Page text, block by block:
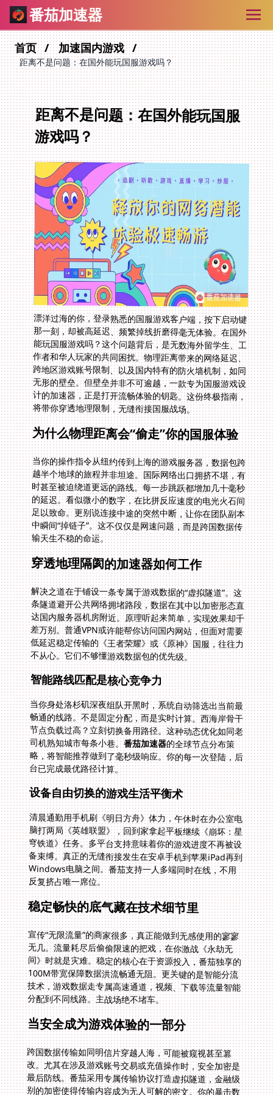
番茄加速器
首页 加速国内游戏
距离不是问题：在国外能玩国服游戏吗？
距离不是问题：在国外能玩国服
游戏吗？
漂洋过海的你，登录熟悉的国服游戏客户端，按下启动键
那一刻，却被高延迟、频繁掉线折磨得毫无体验。在国外
能玩国服游戏吗？这个问题背后，是无数海外留学生、工
作者和华人玩家的共同困扰。物理距离带来的网络延迟、
跨地区游戏账号限制、以及国内特有的防火墙机制，如同
无形的壁垒。但壁垒并非不可逾越，一款专为国服游戏设
计的加速器，正是打开流畅体验的钥匙。这份终极指南，
将带你穿透地理限制，无缝衔接国服战场。
为什么物理距离会“偷走”你的国服体验
当你的操作指令从纽约传到上海的游戏服务器，数据包跨
越半个地球的旅程并非坦途。国际网络出口拥挤不堪，有
时甚至被迫绕道更远的路线。每一步跳跃都增加几十毫秒
的延迟。看似微小的数字，在比拼反应速度的电光火石间
足以致命。更别说连接中途的突然中断，让你在团队副本
中瞬间“掉链子”。这不仅仅是网速问题，而是跨国数据传
输天生不稳的命运。
穿透地理隔阂的加速器如何工作
解决之道在于铺设一条专属于游戏数据的“虚拟隧道”。这
条隧道避开公共网络拥堵路段，数据在其中以加密形态直
达国内服务器机房附近。原理听起来简单，实现效果却千
差万别。普通VPN或许能帮你访问国内网站，但面对需要
低延迟稳定传输的《王者荣耀》或《原神》国服，往往力
不从心。它们不够懂游戏数据包的优先级。
智能路线匹配是核心竞争力
当你身处洛杉矶深夜组队开黑时，系统自动筛选出当前最
畅通的线路。不是固定分配，而是实时计算。西海岸骨干
节点负载过高？立刻切换备用路径。这种动态优化如同老
司机熟知城市每条小巷。番茄加速器的全球节点分布策
略，将智能推荐做到了毫秒级响应。你的每一次登陆，后
台已完成最优路径计算。
设备自由切换的游戏生活平衡术
清晨通勤用手机刷《明日方舟》体力，午休时在办公室电
脑打两局《英雄联盟》，回到家拿起平板继续《崩坏：星
穹铁道》任务。多平台支持意味着你的游戏进度不再被设
备束缚。真正的无缝衔接发生在安卓手机到苹果iPad再到
Windows电脑之间。番茄支持一人多端同时在线，不用
反复挤占唯一席位。
稳定畅快的底气藏在技术细节里
宣传“无限流量”的商家很多，真正能做到无感使用的寥寥
无几。流量耗尽后偷偷限速的把戏，在你激战《永劫无
间》时就是灾难。稳定的核心在于资源投入，番茄独享的
100M带宽保障数据洪流畅通无阻。更关键的是智能分流
技术，游戏数据走专属高速通道，视频、下载等流量智能
分配到不同线路。主战场绝不堵车。
当安全成为游戏体验的一部分
跨国数据传输如同明信片穿越人海，可能被窥视甚至篡
改。尤其在涉及游戏账号交易或充值操作时，安全加密是
最后防线。番茄采用专属传输协议打造虚拟隧道，金融级
别的加密使得传输内容成为无人可解的密文。你的暴击数